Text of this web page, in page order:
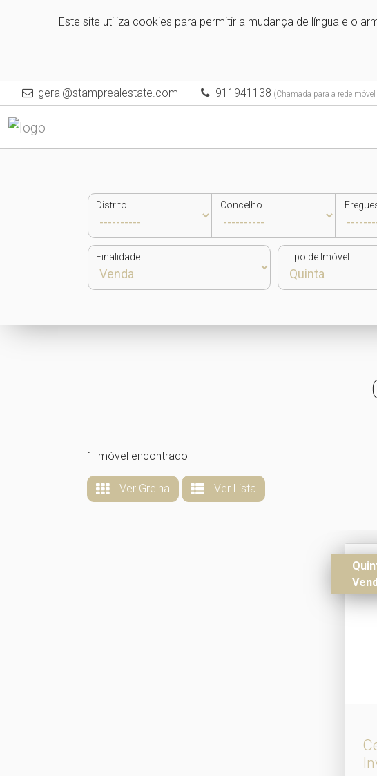
Este site utiliza cookies para permitir a mudança de língua e o
geral@stamprealestate.com 911941138 (Chamada para a rede
Distrito Concelho
Finalidade Tipo de Imóvel
1 imóvel encontrado
Ver Grelha Ver Lista